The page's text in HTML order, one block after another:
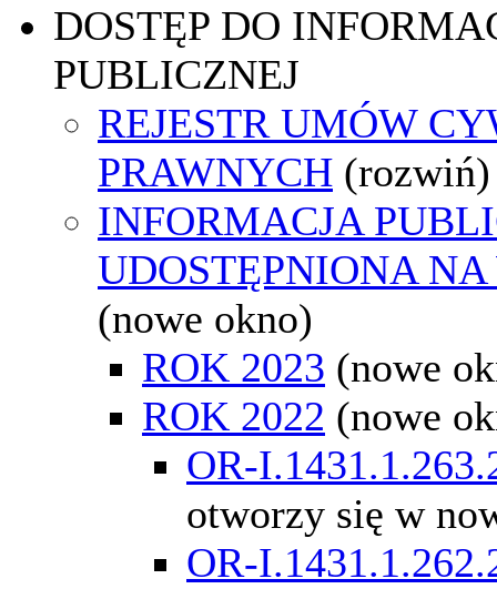
DOSTĘP DO
PUBLICZNEJ
REJESTR UMÓW
PRAWNYCH (rozwiń)
INFORMACJA
UDOSTĘPNIONA
(nowe okno)
ROK 2023 (nowe
ROK 2022 (nowe
OR-
otworzy się w
OR-